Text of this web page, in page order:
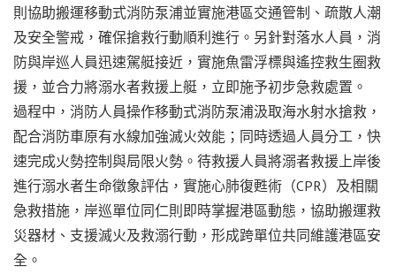
則協助搬運移動式消防泵浦並實施港區交通管制、疏散人潮
及安全警戒，確保搶救行動順利進行。另針對落水人員，消
防與岸巡人員迅速駕艇接近，實施魚雷浮標與遙控救生圈救
援，並合力將溺水者救援上艇，立即施予初步急救處置。
過程中，消防人員操作移動式消防泵浦汲取海水射水搶救，
配合消防車原有水線加強滅火效能；同時透過人員分工，快
速完成火勢控制與局限火勢。待救援人員將溺者救援上岸後
進行溺水者生命徵象評估，實施心肺復甦術（CPR）及相關
急救措施，岸巡單位同仁則即時掌握港區動態，協助搬運救
災器材、支援滅火及救溺行動，形成跨單位共同維護港區安
全。